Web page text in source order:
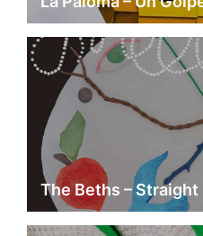
The Beths – Straight